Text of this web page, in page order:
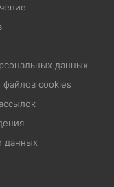
данных
файлов cookies
данных